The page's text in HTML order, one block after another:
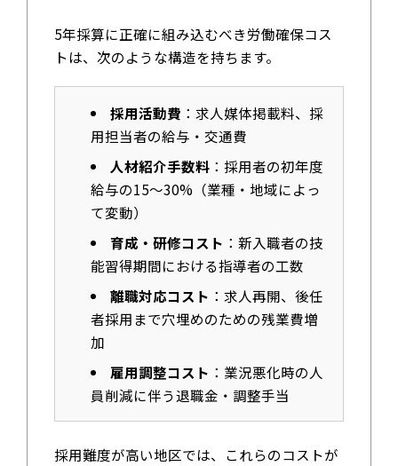
5年採算に正確に組み込むべき労働確保コス
トは、次のような構造を持ちます。
採用活動費 ：求人媒体掲載料、採
用担当者の給与・交通費
人材紹介手数料 ：採用者の初年度
給与の15〜30%（業種・地域によっ
て変動）
育成・研修コスト ：新入職者の技
能習得期間における指導者の工数
離職対応コスト ：求人再開、後任
者採用まで穴埋めのための残業費増
加
雇用調整コスト ：業況悪化時の人
員削減に伴う退職金・調整手当
採用難度が高い地区では、これらのコストが